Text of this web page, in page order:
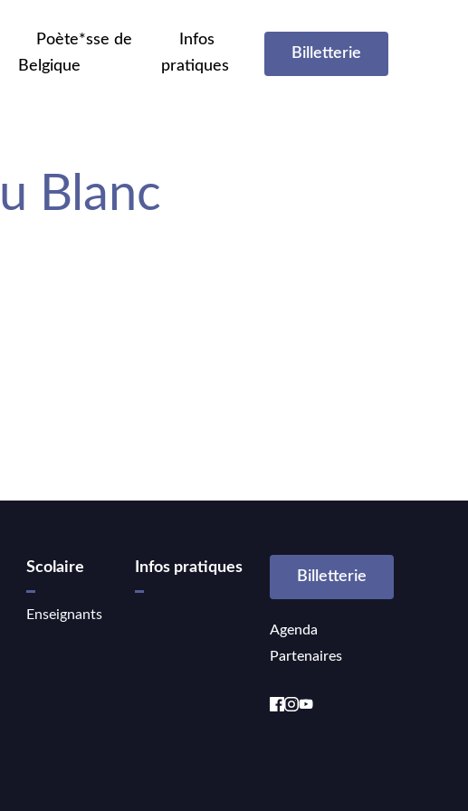
Poète*sse de
Belgique
Infos
pratiques
Billetterie
Blanc
Scolaire
Enseignants
Infos pratiques
Billetterie
Agenda
Partenaires